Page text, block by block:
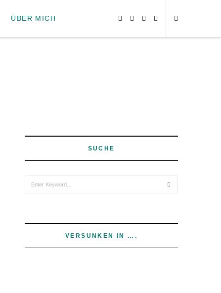
ÜBER MICH
SUCHE
VERSUNKEN IN ….